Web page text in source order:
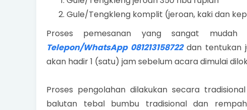
Gule/Tengkleng komplit (jeroan, kaki dan
Proses pemesanan yang sangat
Telepon/WhatsApp 081213158722dan tentukan
akan hadir 1 (satu) jam sebelum acara dimulai
Proses pengolahan dilakukan secara
balutan tebal bumbu tradisional dan